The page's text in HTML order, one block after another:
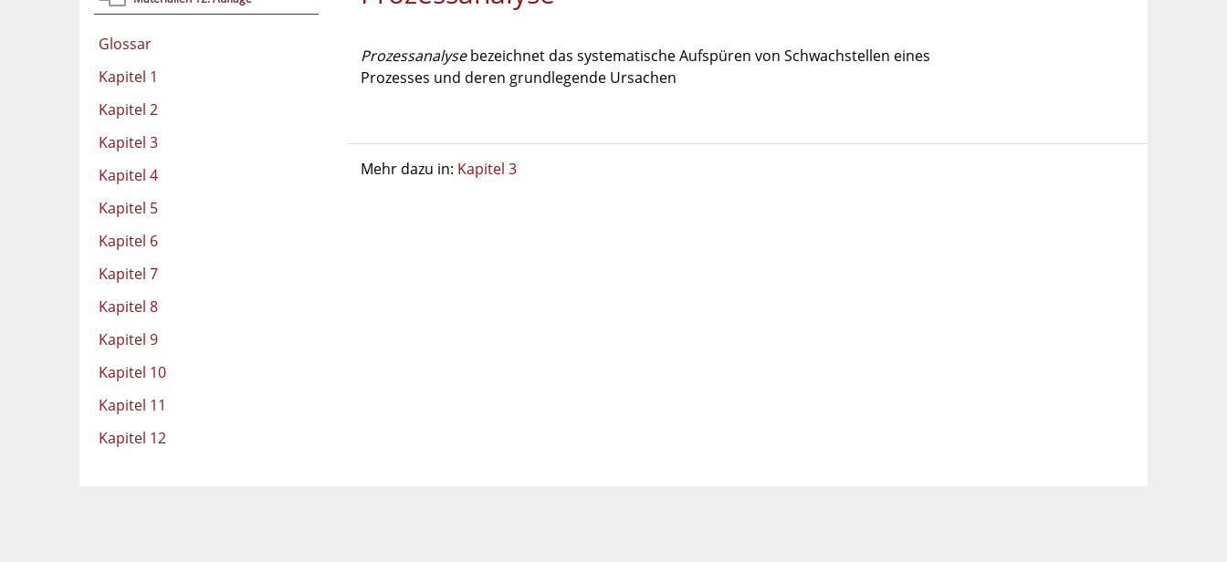
Glossar
Kapitel 1
Kapitel 2
Kapitel 3
Kapitel 4
Kapitel 5
Kapitel 6
Kapitel 7
Kapitel 8
Kapitel 9
Kapitel 10
Kapitel 11
Kapitel 12
Prozessanalysebezeichnet das systematische Aufspüren von Schwachstellen eines
Prozesses und deren grundlegende Ursachen
Mehr dazu in: Kapitel 3